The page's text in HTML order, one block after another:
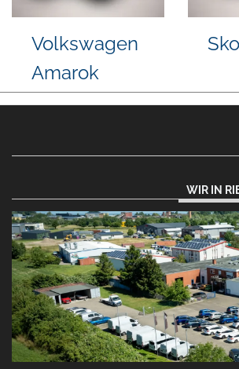
Volkswagen
Passat
Variant
WIR IN